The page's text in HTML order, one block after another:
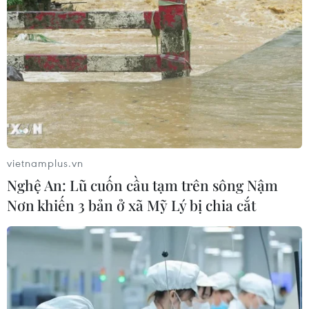
Vì sao Google khiến Mỹ và
EU đối đầu về chủ quyền số?
04/08/2026 04:13
Máy bay chở khách nội địa đầu tiên
của Nga hoàn tất chuyến bay thử
nghiệm
04/08/2026 01:25
Xem thêm
vietnamplus.vn
Nghệ An: Lũ cuốn cầu tạm trên sông Nậm
Nơn khiến 3 bản ở xã Mỹ Lý bị chia cắt